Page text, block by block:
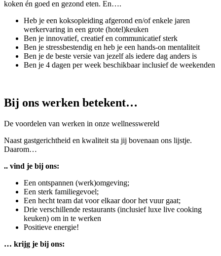
koken én goed en gezond eten. En….
Heb je een koksopleiding afgerond en/of enkele jaren
werkervaring in een grote (hotel)keuken
Ben je innovatief, creatief en communicatief sterk
Ben je stressbestendig en heb je een hands-on mentaliteit
Ben je de beste versie van jezelf als iedere dag anders is
Ben je 4 dagen per week beschikbaar inclusief de weekenden
Bij ons werken betekent…
De voordelen van werken in onze wellnesswereld
Naast gastgerichtheid en kwaliteit sta jij bovenaan ons lijstje.
Daarom…
.. vind je bij ons:
Een ontspannen (werk)omgeving;
Een sterk familiegevoel;
Een hecht team dat voor elkaar door het vuur gaat;
Drie verschillende restaurants (inclusief luxe live cooking
keuken) om in te werken
Positieve energie!
… krijg je bij ons: